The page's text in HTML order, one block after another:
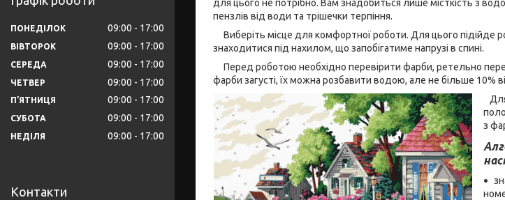
для цього не потрібно. Вам знадобиться лише місткість з
пензлів від води та трішечки терпіння.
Виберіть місце для комфортної роботи. Для цього підійде
знаходитися під нахилом, що запобігатиме напрузі в спині.
Перед роботою необхідно перевірити фарби, ретельно
фарби загусті, їх можна розбавити водою, але не більше 10%
з
ПОНЕДІЛОК 09:00 17:00
ВІВТОРОК 09:00 17:00
СЕРЕДА 09:00 17:00
ЧЕТВЕР 09:00 17:00
ПʼЯТНИЦЯ 09:00 17:00
СУБОТА 09:00 17:00
НЕДІЛЯ 09:00 17:00
Контакти